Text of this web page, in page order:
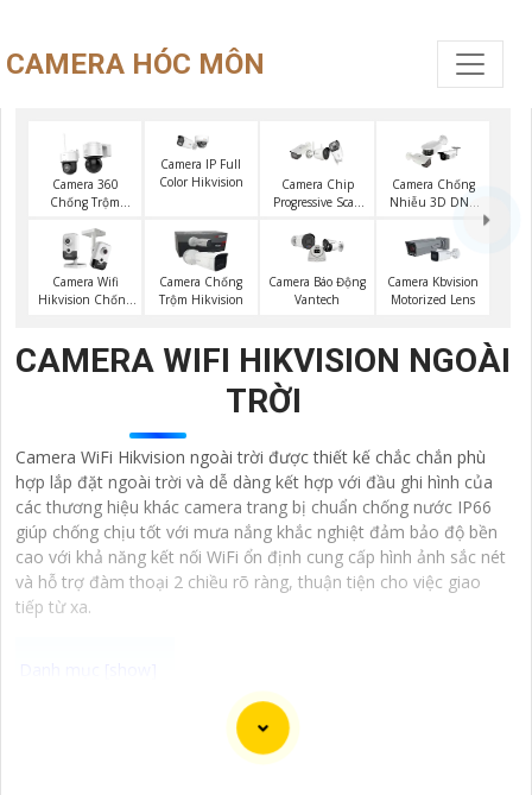
CAMERA HÓC MÔN
Camera 360
Chống Trộm
Camera IP Full
Color Hikvision
Camera Chip
Progressive Scan
Camera Chống
Nhiễu 3D DNR
Camera Wifi
Hikvision Chống
Camera Chống
Trộm Hikvision
Camera Báo Động
Vantech
Camera Kbvision
Motorized Lens
CAMERA WIFI HIKVISION NGOÀI
TRỜI
Camera WiFi Hikvision ngoài trời được thiết kế chắc chắn phù
hợp lắp đặt ngoài trời và dễ dàng kết hợp với đầu ghi hình của
các thương hiệu khác camera trang bị chuẩn chống nước IP66
giúp chống chịu tốt với mưa nắng khắc nghiệt đảm bảo độ bền
cao với khả năng kết nối WiFi ổn định cung cấp hình ảnh sắc nét
và hỗ trợ đàm thoại 2 chiều rõ ràng, thuận tiện cho việc giao
tiếp từ xa.
Camera Công Nghệ Acusense là sự lựa chọn hoàn hảo
cho việc giám sát an ninh với chất lượng cao và giá cả